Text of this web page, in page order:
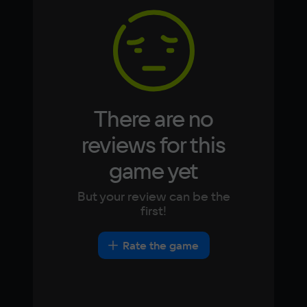
Video card
NVIDIA GeForce GTX 470
Space
DirectX(R): 11, Звуковая карта: совместимая
c DirectX
Japanese
There are no
reviews for this
game yet
But your review can be the
first!
Rate the game